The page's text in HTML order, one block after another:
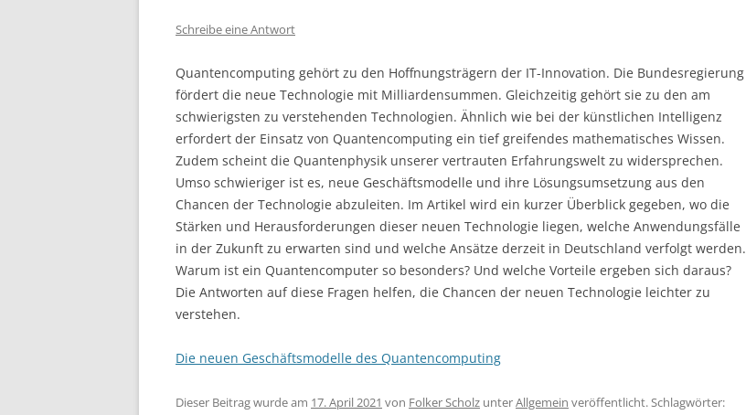
Schreibe eine Antwort
Quantencomputing gehört zu den Hoffnungsträgern der IT-Innovation. Die Bundesregierung
fördert die neue Technologie mit Milliardensummen. Gleichzeitig gehört sie zu den am
schwierigsten zu verstehenden Technologien. Ähnlich wie bei der künstlichen Intelligenz
erfordert der Einsatz von Quantencomputing ein tief greifendes mathematisches Wissen.
Zudem scheint die Quantenphysik unserer vertrauten Erfahrungswelt zu widersprechen.
Umso schwieriger ist es, neue Geschäftsmodelle und ihre Lösungsumsetzung aus den
Chancen der Technologie abzuleiten. Im Artikel wird ein kurzer Überblick gegeben, wo die
Stärken und Herausforderungen dieser neuen Technologie liegen, welche Anwendungsfälle
in der Zukunft zu erwarten sind und welche Ansätze derzeit in Deutschland verfolgt werden.
Warum ist ein Quantencomputer so besonders? Und welche Vorteile ergeben sich daraus?
Die Antworten auf diese Fragen helfen, die Chancen der neuen Technologie leichter zu
verstehen.
Die neuen Geschäftsmodelle des Quantencomputing
Dieser Beitrag wurde am 17. April 2021 von Folker Scholz unterAllgemein veröffentlicht. Schlagwörter: